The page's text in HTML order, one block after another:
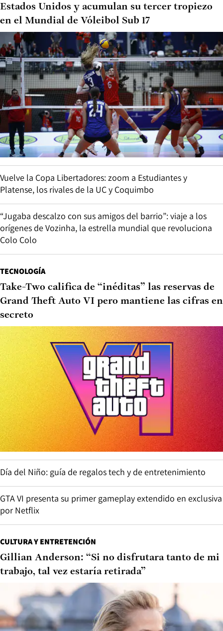
Estados Unidos y acumulan su tercer tropiezo
en el Mundial de Vóleibol Sub 17
Vuelve la Copa Libertadores: zoom a Estudiantes y
Platense, los rivales de la UC y Coquimbo
“Jugaba descalzo con sus amigos del barrio”: viaje a los
orígenes de Vozinha, la estrella mundial que revoluciona
Colo Colo
TECNOLOGÍA
Take-Two califica de “inéditas” las reservas de
Grand Theft Auto VI pero mantiene las cifras en
secreto
Día del Niño: guía de regalos tech y de entretenimiento
GTA VI presenta su primer gameplay extendido en exclusiva
por Netflix
CULTURA Y ENTRETENCIÓN
Gillian Anderson: “Si no disfrutara tanto de mi
trabajo, tal vez estaría retirada”